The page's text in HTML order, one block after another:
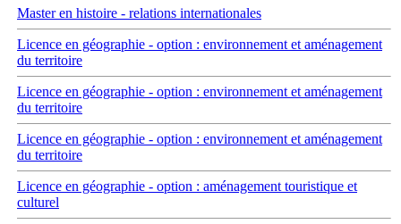
Master en histoire - relations internationales
Licence en géographie - option : environnement et aménagement
du territoire
Licence en géographie - option : environnement et aménagement
du territoire
Licence en géographie - option : environnement et aménagement
du territoire
Licence en géographie - option : aménagement touristique et
culturel